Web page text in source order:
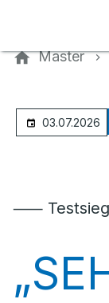
Master
03.07.2026
⸺